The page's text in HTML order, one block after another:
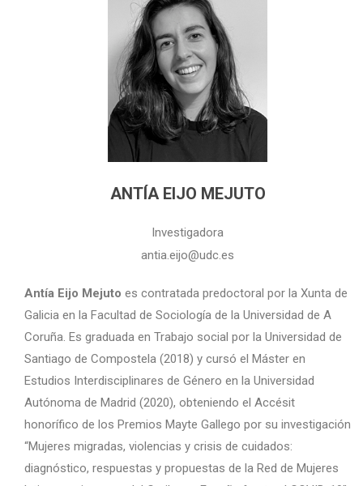
ANTÍA EIJO MEJUTO
Investigadora
antia.eijo@udc.es
Antía Eijo Mejuto es contratada predoctoral por la Xunta de
Galicia en la Facultad de Sociología de la Universidad de A
Coruña. Es graduada en Trabajo social por la Universidad de
Santiago de Compostela (2018) y cursó el Máster en
Estudios Interdisciplinares de Género en la Universidad
Autónoma de Madrid (2020), obteniendo el Accésit
honorífico de los Premios Mayte Gallego por su investigación
“Mujeres migradas, violencias y crisis de cuidados:
diagnóstico, respuestas y propuestas de la Red de Mujeres